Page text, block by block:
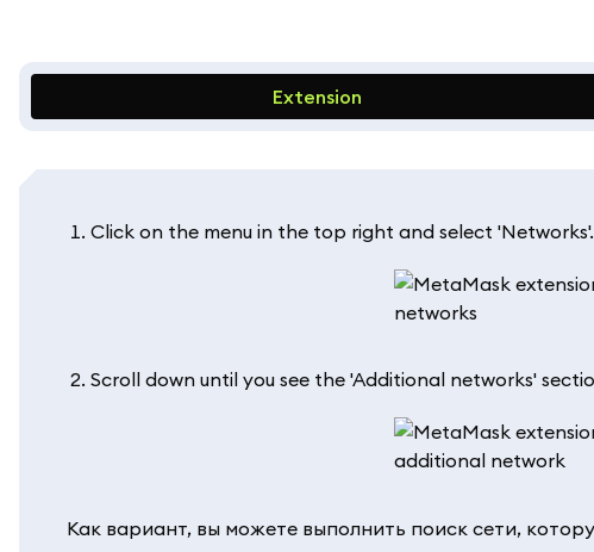
Extension
Click on the menu in the top right and select 'Networks'.
Scroll down until you see the 'Additional networks'
Как вариант, вы можете выполнить поиск сети,